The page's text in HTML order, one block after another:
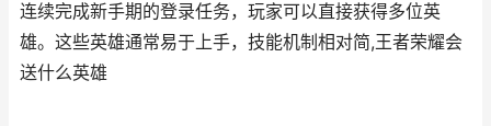
连续完成新手期的登录任务，玩家可以直接获得多位英
雄。这些英雄通常易于上手，技能机制相对简,王者荣耀会
送什么英雄